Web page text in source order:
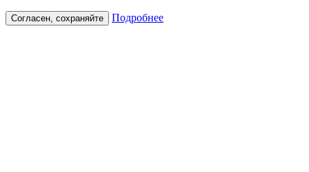
Согласен, сохраняйте Подробнее